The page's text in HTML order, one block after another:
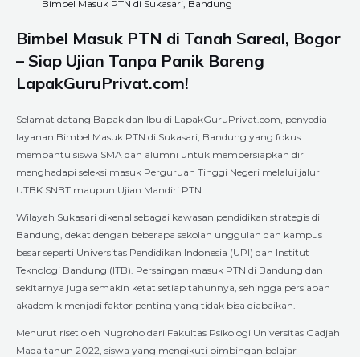
Bimbel Masuk PTN di Sukasari, Bandung
Bimbel Masuk PTN di Tanah Sareal, Bogor
– Siap Ujian Tanpa Panik Bareng
LapakGuruPrivat.com!
Selamat datang Bapak dan Ibu di LapakGuruPrivat.com, penyedia
layanan Bimbel Masuk PTN di Sukasari, Bandung yang fokus
membantu siswa SMA dan alumni untuk mempersiapkan diri
menghadapi seleksi masuk Perguruan Tinggi Negeri melalui jalur
UTBK SNBT maupun Ujian Mandiri PTN.
Wilayah Sukasari dikenal sebagai kawasan pendidikan strategis di
Bandung, dekat dengan beberapa sekolah unggulan dan kampus
besar seperti Universitas Pendidikan Indonesia (UPI) dan Institut
Teknologi Bandung (ITB). Persaingan masuk PTN di Bandung dan
sekitarnya juga semakin ketat setiap tahunnya, sehingga persiapan
akademik menjadi faktor penting yang tidak bisa diabaikan.
Menurut riset oleh Nugroho dari Fakultas Psikologi Universitas Gadjah
Mada tahun 2022, siswa yang mengikuti bimbingan belajar